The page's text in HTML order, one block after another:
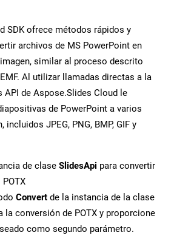
SDK ofrece métodos rápidos y
archivos de MS PowerPoint en
similar al proceso descrito
Al utilizar llamadas directas a la
API de Aspose.Slides Cloud le
de PowerPoint a varios
JPEG, PNG, BMP, GIF y
de clase SlidesApi para convertir
Convert de la instancia de la clase
la conversión de POTX y proporcione
como segundo parámetro.